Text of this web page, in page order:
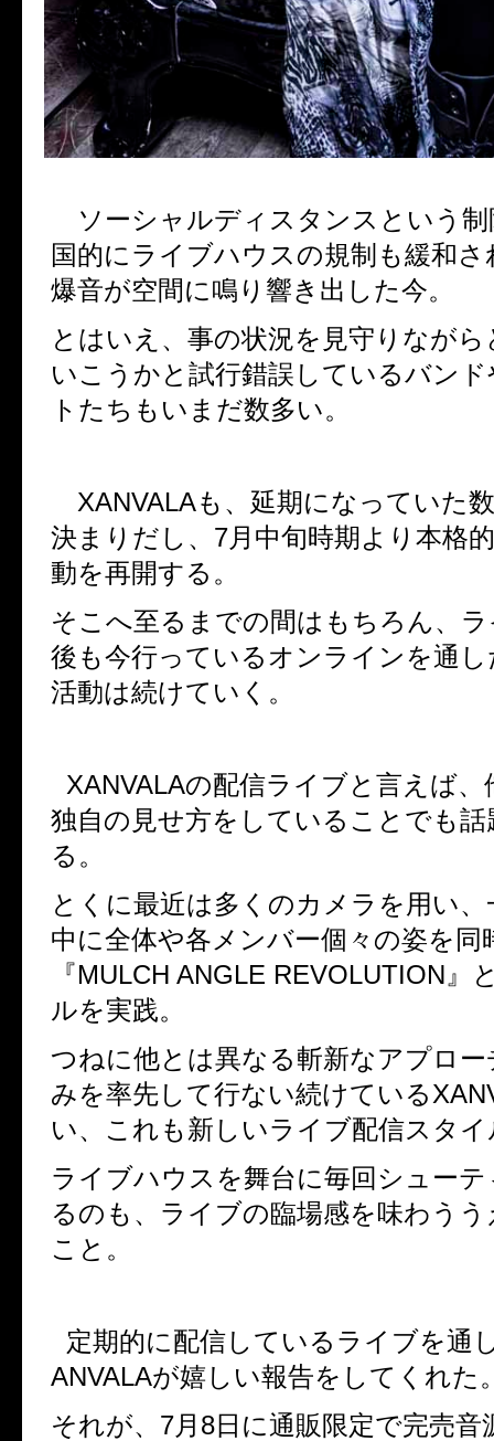
ソーシャルディスタンスという制
国的にライブハウスの規制も緩和
爆音が空間に鳴り響き出した今。
とはいえ、事の状況を見守りなが
いこうかと試行錯誤しているバン
トたちもいまだ数多い。
XANVALAも、延期になっていた
決まりだし、 7月中旬時期より本格
動を再開する。
そこへ至るまでの間はもちろん、
後も今行っているオンラインを通
活動は続けていく。
XANVALAの配信ライブと言えば、
独自の見せ方をしていることでも
る。
とくに最近は多くのカメラを用い
中に全体や各メンバー個々の姿を同
『MULCH ANGLE REVOLUTION 』
ルを実践。
つねに他とは異なる斬新なアプロ
みを率先して行ない続けている
い、これも新しいライブ配信スタ
ライブハウスを舞台に毎回シュー
るのも、ライブの臨場感を味わう
こと。
定期的に配信しているライブを通
ANVALAが嬉しい報告をしてくれた
それが、 7月 8日に通販限定で完売音